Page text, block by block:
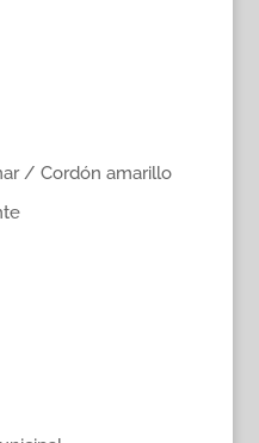
/ Cordón amarillo